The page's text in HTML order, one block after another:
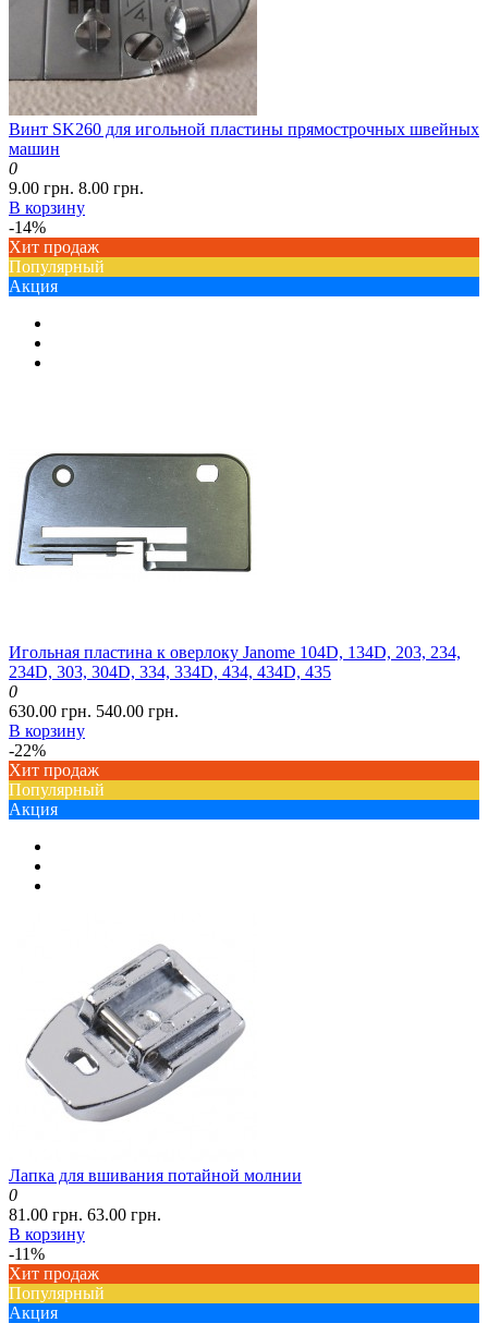
Винт SK260 для игольной пластины прямострочных швейных
машин
0
9.00 грн. 8.00 грн.
В корзину
-14%
Хит продаж
Популярный
Акция
Игольная пластина к оверлоку Janome 104D, 134D, 203, 234,
234D, 303, 304D, 334, 334D, 434, 434D, 435
0
630.00 грн. 540.00 грн.
В корзину
-22%
Хит продаж
Популярный
Акция
Лапка для вшивания потайной молнии
0
81.00 грн. 63.00 грн.
В корзину
-11%
Хит продаж
Популярный
Акция